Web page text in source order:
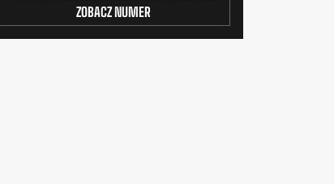
ZOBACZ NUMER